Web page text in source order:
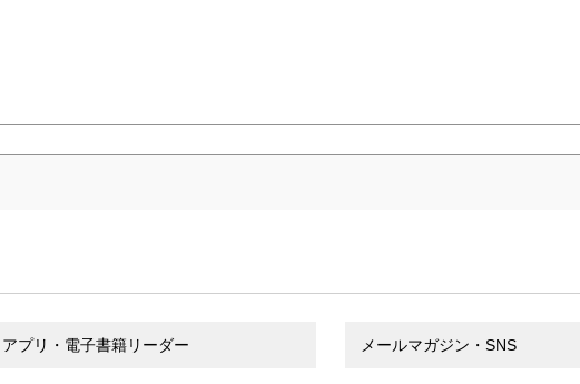
アプリ・電子書籍リーダー メールマガジン・SNS